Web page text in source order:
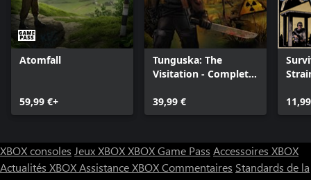
Atomfall
59,99 €+
Tunguska: The
Visitation - Complete
39,99 €
XBOX consoles Jeux XBOXXBOX Game Pass Accessoires XBOX
Actualités XBOXAssistance XBOXCommentaires Standards de la